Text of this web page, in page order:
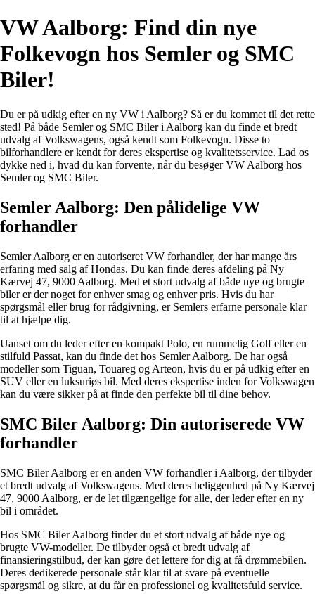
VW Aalborg: Find din nye
Folkevogn hos Semler og SMC
Biler!
Du er på udkig efter en ny VW i Aalborg? Så er du kommet til det rette
sted! På både Semler og SMC Biler i Aalborg kan du finde et bredt
udvalg af Volkswagens, også kendt som Folkevogn. Disse to
bilforhandlere er kendt for deres ekspertise og kvalitetsservice. Lad os
dykke ned i, hvad du kan forvente, når du besøger VW Aalborg hos
Semler og SMC Biler.
Semler Aalborg: Den pålidelige VW
forhandler
Semler Aalborg er en autoriseret VW forhandler, der har mange års
erfaring med salg af Hondas. Du kan finde deres afdeling på Ny
Kærvej 47, 9000 Aalborg. Med et stort udvalg af både nye og brugte
biler er der noget for enhver smag og enhver pris. Hvis du har
spørgsmål eller brug for rådgivning, er Semlers erfarne personale klar
til at hjælpe dig.
Uanset om du leder efter en kompakt Polo, en rummelig Golf eller en
stilfuld Passat, kan du finde det hos Semler Aalborg. De har også
modeller som Tiguan, Touareg og Arteon, hvis du er på udkig efter en
SUV eller en luksuriøs bil. Med deres ekspertise inden for Volkswagen
kan du være sikker på at finde den perfekte bil til dine behov.
SMC Biler Aalborg: Din autoriserede VW
forhandler
SMC Biler Aalborg er en anden VW forhandler i Aalborg, der tilbyder
et bredt udvalg af Volkswagens. Med deres beliggenhed på Ny Kærvej
47, 9000 Aalborg, er de let tilgængelige for alle, der leder efter en ny
bil i området.
Hos SMC Biler Aalborg finder du et stort udvalg af både nye og
brugte VW-modeller. De tilbyder også et bredt udvalg af
finansieringstilbud, der kan gøre det lettere for dig at få drømmebilen.
Deres dedikerede personale står klar til at svare på eventuelle
spørgsmål og sikre, at du får en professionel og kvalitetsfuld service.